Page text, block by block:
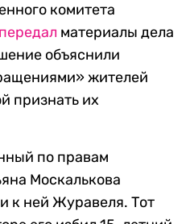
комитета
передал материалы дела
объяснили
жителей
признать их
по правам
Москалькова
к ней Журавеля. Тот